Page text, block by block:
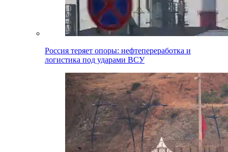
Россия теряет опоры: нефтепереработка и
логистика под ударами ВСУ